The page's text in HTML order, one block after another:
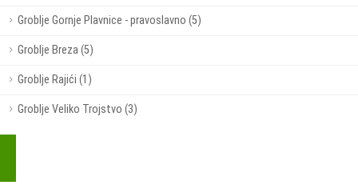
Groblje Gornje Plavnice - pravoslavno (5)
Groblje Breza (5)
Groblje Rajići (1)
Groblje Veliko Trojstvo (3)